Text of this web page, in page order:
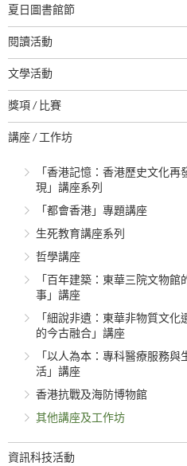
夏日圖書館節
閱讀活動
文學活動
獎項 / 比賽
講座 / 工作坊
「香港記憶：香港歷史文化再
現」講座系列
「都會香港」專題講座
生死教育講座系列
哲學講座
「百年建築：東華三院文物館
事」講座
「細說非遺：東華非物質文化
的今古融合」講座
「以人為本：專科醫療服務與
活」講座
香港抗戰及海防博物館
其他講座及工作坊
資訊科技活動